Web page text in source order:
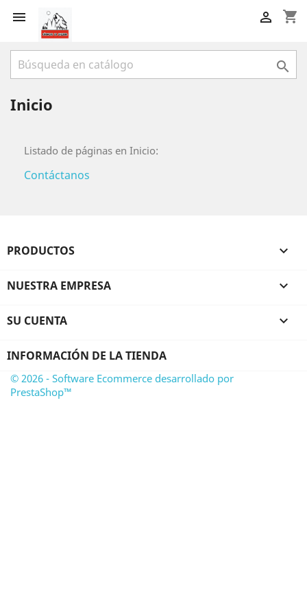
 shopping_cart


Inicio
Listado de páginas en Inicio:
Contáctanos
PRODUCTOS 
NUESTRA EMPRESA 
SU CUENTA 
INFORMACIÓN DE LA TIENDA
© 2026 - Software Ecommerce desarrollado por
PrestaShop™